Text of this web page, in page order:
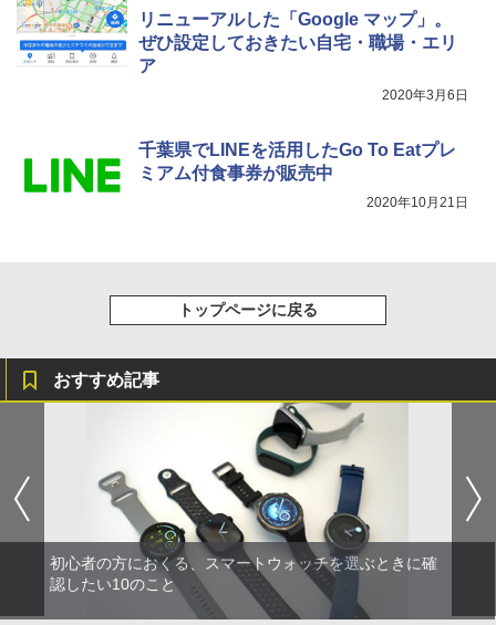
リニューアルした「Google マップ」。
ぜひ設定しておきたい自宅・職場・エリ
ア
2020年3月6日
千葉県でLINEを活用したGo To Eatプレ
ミアム付食事券が販売中
2020年10月21日
トップページに戻る
おすすめ記事
初心者の方におくる、スマートウォッチを選ぶときに確
認したい10のこと